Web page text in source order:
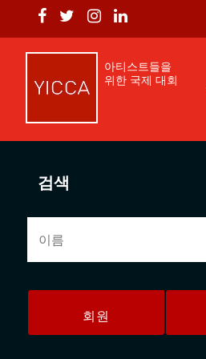
아티스트들을
위한 국제 대회
검색
회원